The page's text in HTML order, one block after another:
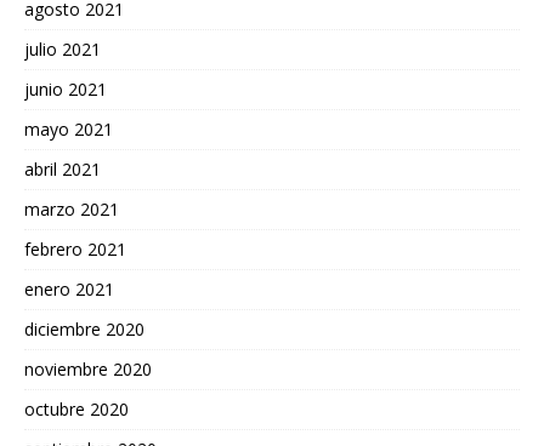
agosto 2021
julio 2021
junio 2021
mayo 2021
abril 2021
marzo 2021
febrero 2021
enero 2021
diciembre 2020
noviembre 2020
octubre 2020